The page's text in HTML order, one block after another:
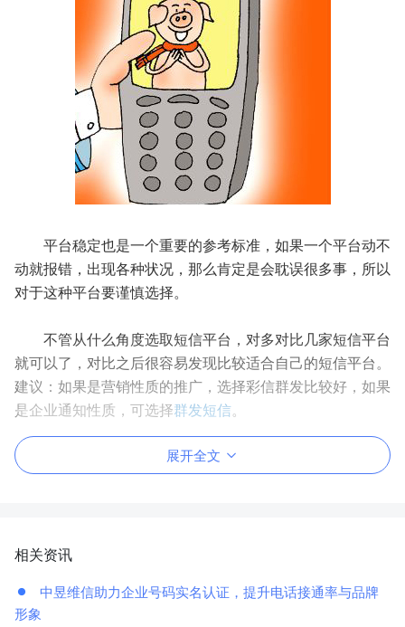
平台稳定也是一个重要的参考标准，如果一个平台动不
动就报错，出现各种状况，那么肯定是会耽误很多事，所以
对于这种平台要谨慎选择。
不管从什么角度选取短信平台，对多对比几家短信平台
就可以了，对比之后很容易发现比较适合自己的短信平台。
建议：如果是营销性质的推广，选择彩信群发比较好，如果
是企业通知性质，可选择群发短信。
展开全文
相关资讯
中昱维信助力企业号码实名认证，提升电话接通率与品牌
形象